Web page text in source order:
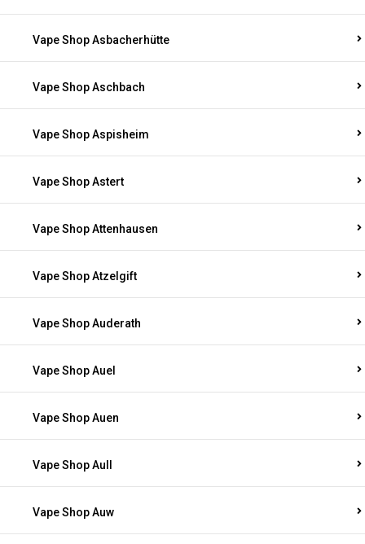
Vape Shop Asbacherhütte
Vape Shop Aschbach
Vape Shop Aspisheim
Vape Shop Astert
Vape Shop Attenhausen
Vape Shop Atzelgift
Vape Shop Auderath
Vape Shop Auel
Vape Shop Auen
Vape Shop Aull
Vape Shop Auw